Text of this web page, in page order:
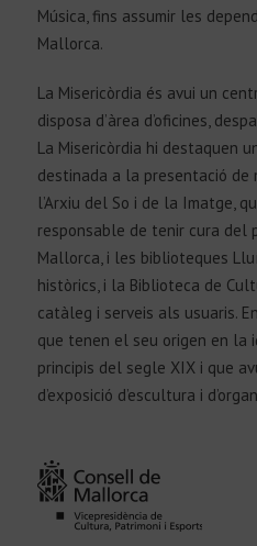
Música, fins assumir les
Mallorca.
La Misericòrdia és avui un
disposa d’àrea d’oficines,
La Misericòrdia hi destaquen
destinada a la presentació de
l’Arxiu del So i de la Imatge,
responsable de tenir cura del
Mallorca, i les biblioteques
històrics, i la Biblioteca de
catàleg i serveis als usuaris.
que tenen el seu origen en la
principis del segle XIX i que
d’exposició d’escultura i